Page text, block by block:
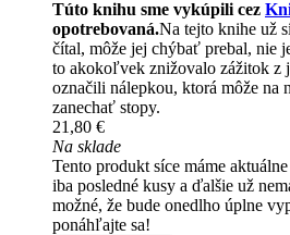
Túto knihu sme vykúpili cez
opotrebovaná.Na tejto knihe už
čítal, môže jej chýbať prebal, nie
to akokoľvek znižovalo zážitok z
označili nálepkou, ktorá môže na
zanechať stopy.
21,80 €
Na sklade
Tento produkt síce máme
iba posledné kusy a ďalšie už
možné, že bude onedlho úplne
ponáhľajte sa!